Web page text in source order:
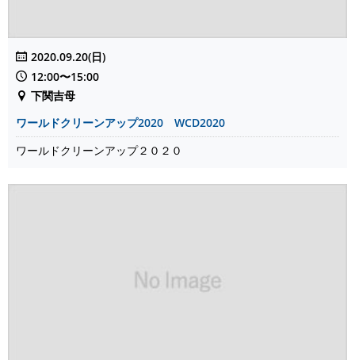
2020.09.20(日)
12:00〜15:00
下関吉母
ワールドクリーンアップ2020 WCD2020
ワールドクリーンアップ２０２０